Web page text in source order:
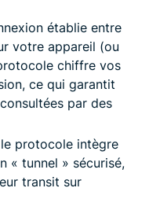
établie entre
votre appareil (ou
chiffre vos
ce qui garantit
par des
le protocole intègre
« tunnel » sécurisé,
transit sur